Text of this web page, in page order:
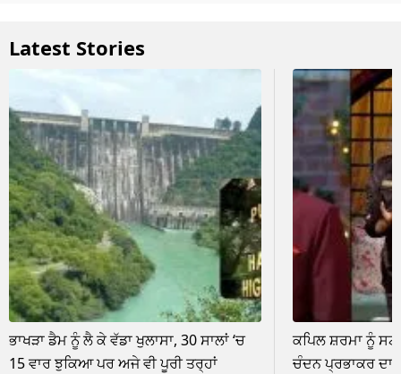
Latest Stories
ਭਾਖੜਾ ਡੈਮ ਨੂੰ ਲੈ ਕੇ ਵੱਡਾ ਖੁਲਾਸਾ, 30 ਸਾਲਾਂ ‘ਚ
15 ਵਾਰ ਝੁਕਿਆ ਪਰ ਅਜੇ ਵੀ ਪੂਰੀ ਤਰ੍ਹਾਂ
ਕਪਿਲ ਸ਼ਰਮਾ ਨੂੰ
ਚੰਦਨ ਪ੍ਰਭਾਕਰ ਦਾ